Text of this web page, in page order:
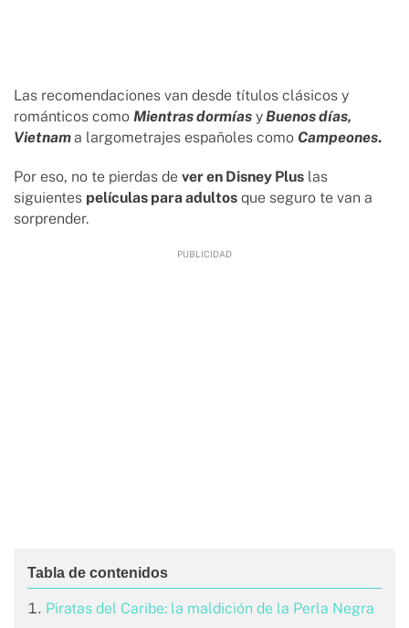
Las recomendaciones van desde títulos clásicos y
románticos como Mientras dormías y Buenos días,
Vietnam a largometrajes españoles como Campeones.
Por eso, no te pierdas de ver en Disney Plus las
siguientes películas para adultos que seguro te van a
sorprender.
Piratas del Caribe: la maldición de la Perla Negra